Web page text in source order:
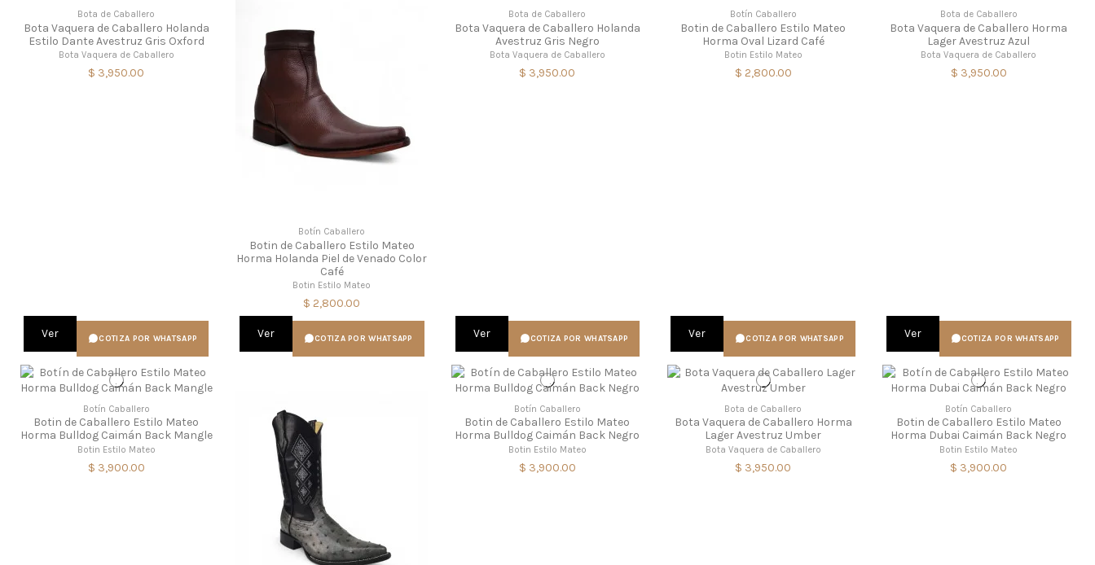
Bota de Caballero
Bota Vaquera de Caballero Holanda
Estilo Dante Avestruz Gris Oxford
Bota Vaquera de Caballero
$ 3,950.00
Ver COTIZA POR WHATSAPP
Botín Caballero
Botin de Caballero Estilo Mateo
Horma Holanda Piel de Venado Color
Café
Botin Estilo Mateo
$ 2,800.00
Ver COTIZA POR WHATSAPP
Bota de Caballero
Bota Vaquera de Caballero Holanda
Avestruz Gris Negro
Bota Vaquera de Caballero
$ 3,950.00
Ver COTIZA POR WHATSAPP
Botín Caballero
Botin de Caballero Estilo Mateo
Horma Oval Lizard Café
Botin Estilo Mateo
$ 2,800.00
Ver COTIZA POR WHATSAPP
Bota de Caballero
Bota Vaquera de Caballero Horma
Lager Avestruz Azul
Bota Vaquera de Caballero
$ 3,950.00
Ver COTIZA POR WHATSAPP
Botín Caballero
Botin de Caballero Estilo Mateo
Horma Bulldog Caimán Back Mangle
Botin Estilo Mateo
$ 3,900.00
Botín Caballero
Botin de Caballero Estilo Mateo
Horma Bulldog Caimán Back Negro
Botin Estilo Mateo
$ 3,900.00
Bota de Caballero
Bota Vaquera de Caballero Horma
Lager Avestruz Umber
Bota Vaquera de Caballero
$ 3,950.00
Botín Caballero
Botin de Caballero Estilo Mateo
Horma Dubai Caimán Back Negro
Botin Estilo Mateo
$ 3,900.00